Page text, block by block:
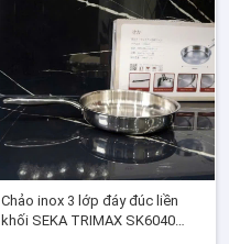
Chảo inox 3 lớp đáy đúc liền
khối SEKA TRIMAX SK6040